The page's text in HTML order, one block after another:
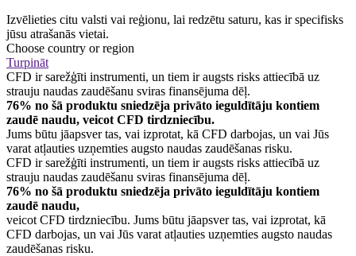
Izvēlieties citu valsti vai reģionu, lai redzētu saturu, kas ir specifisks
jūsu atrašanās vietai.
Choose country or region
Turpināt
CFD ir sarežģīti instrumenti, un tiem ir augsts risks attiecībā uz
strauju naudas zaudēšanu sviras finansējuma dēļ.
76% no šā produktu sniedzēja privāto ieguldītāju kontiem
zaudē naudu, veicot CFD tirdzniecību.
Jums būtu jāapsver tas, vai izprotat, kā CFD darbojas, un vai Jūs
varat atļauties uzņemties augsto naudas zaudēšanas risku.
CFD ir sarežģīti instrumenti, un tiem ir augsts risks attiecībā uz
strauju naudas zaudēšanu sviras finansējuma dēļ.
76% no šā produktu sniedzēja privāto ieguldītāju kontiem
zaudē naudu,
veicot CFD tirdzniecību. Jums būtu jāapsver tas, vai izprotat, kā
CFD darbojas, un vai Jūs varat atļauties uzņemties augsto naudas
zaudēšanas risku.